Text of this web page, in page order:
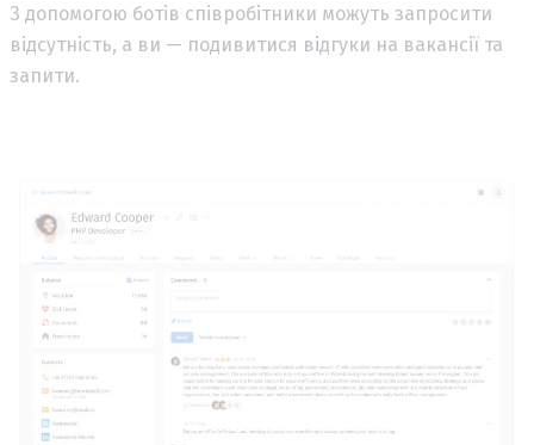
З допомогою ботів співробітники можуть запросити
відсутність, а ви — подивитися відгуки на вакансії та
запити.